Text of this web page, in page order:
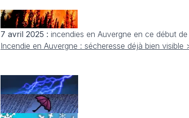
7 avril 2025 : incendies en Auvergne en ce début
Incendie en Auvergne : sécheresse déjà bien visible